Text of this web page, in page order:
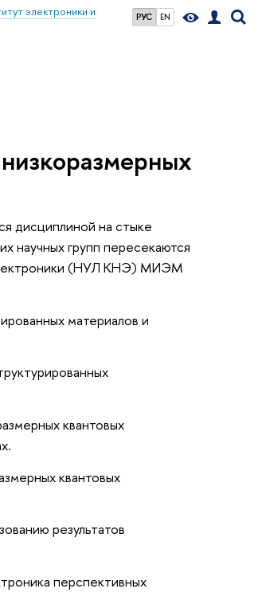
РУС EN
электроники и
дисциплиной на стыке
научных групп пересекаются
(НУЛ КНЭ) МИЭМ
материалов и
квантовых
квантовых
результатов
перспективных